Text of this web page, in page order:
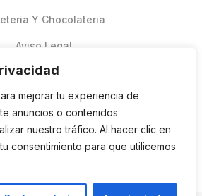
mejorar tu experiencia de
anuncios o contenidos
nuestro tráfico. Al hacer clic en
consentimiento para que utilicemos
Y Chocolateria
Aviso Legal
Online Glovo
Contacto